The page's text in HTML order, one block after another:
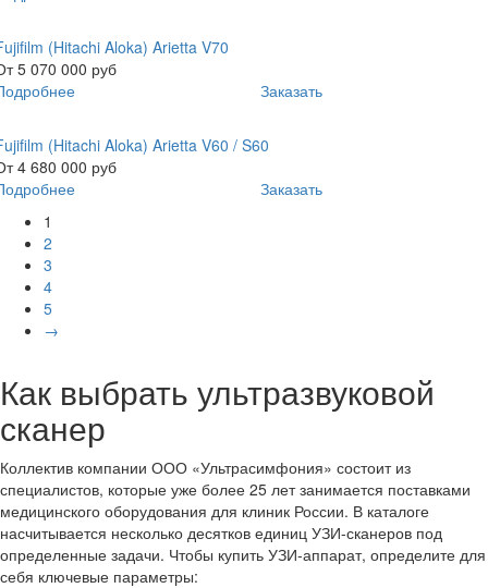
(Hitachi Aloka) Arietta V70
5 070 000 руб
Заказать
(Hitachi Aloka) Arietta V60 / S60
4 680 000 руб
Заказать
1
2
3
4
5
→
Как выбрать ультразвуковой
сканер
Коллектив компании ООО «Ультрасимфония» состоит из
специалистов, которые уже более 25 лет занимается поставками
медицинского оборудования для клиник России. В каталоге
насчитывается несколько десятков единиц УЗИ-сканеров под
определенные задачи. Чтобы купить УЗИ-аппарат, определите для
себя ключевые параметры: